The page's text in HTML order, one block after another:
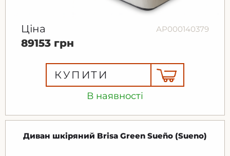
В наявності
Ціна АР000140379
89153 грн
КУПИТИ
Диван шкіряний Brisa Green Sueño (Sueno)